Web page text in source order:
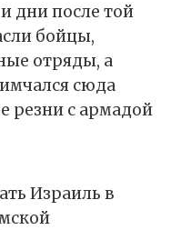
дни после той
бойцы,
отряды, а
сюда
резни с армадой
Израиль в